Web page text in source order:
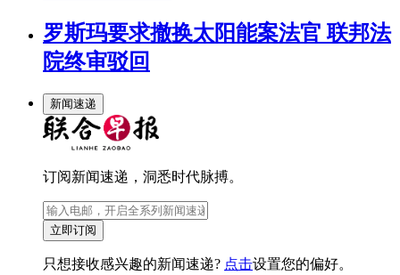
罗斯玛要求撤换太阳能案法官 联邦法
院终审驳回
新闻速递
订阅新闻速递，洞悉时代脉搏。
立即订阅
只想接收感兴趣的新闻速递? 点击设置您的偏好。